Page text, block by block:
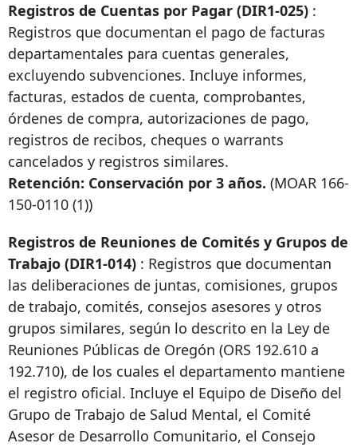
Registros de Cuentas por Pagar (DIR1-025) :
Registros que documentan el pago de facturas
departamentales para cuentas generales,
excluyendo subvenciones. Incluye informes,
facturas, estados de cuenta, comprobantes,
órdenes de compra, autorizaciones de pago,
registros de recibos, cheques o warrants
cancelados y registros similares.
Retención: Conservación por 3 años. (MOAR 166-
150-0110 (1))
Registros de Reuniones de Comités y Grupos de
Trabajo (DIR1-014) : Registros que documentan
las deliberaciones de juntas, comisiones, grupos
de trabajo, comités, consejos asesores y otros
grupos similares, según lo descrito en la Ley de
Reuniones Públicas de Oregón (ORS 192.610 a
192.710), de los cuales el departamento mantiene
el registro oficial. Incluye el Equipo de Diseño del
Grupo de Trabajo de Salud Mental, el Comité
Asesor de Desarrollo Comunitario, el Consejo